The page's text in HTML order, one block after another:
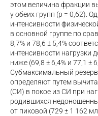
этом величина фракции
у обеих групп (р = 0,62).
интенсивности
в основной группе по
8,7% и 78,6 ± 5,4%
интенсивности нагрузки
ниже (69,8 ± 6,4% и 77,1 ±
Субмаксимальный
определяют путем
(СИ) в покое из СИ при
родившихся
от пиковой (729 ± 1 162